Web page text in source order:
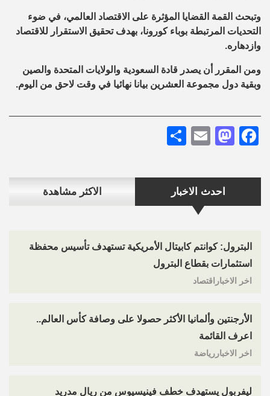
احدث الاخبار الاكثر مشاهدة
البترول: كوانتم كابيتال الأمريكية تستهدف تأسيس محفظة
استثمارات بقطاع البترول
اخر الاخباراقتصاد
الأرجنتين وألمانيا الأكثر حصولا على وصافة كأس العالم..
اعرف القائمة
اخر الاخباررياضة
ليفربول يستهدف خطف فينيسيوس من ريال مدريد
وتبحث القمة القضايا المؤثرة على الاقتصاد العالمي، في ضوء
التحديات المرتبطة بوباء كورونا، بهدف تحقيق الاستقرار للاقتصاد
وازدهاره.
ومن المقرر أن يصدر قادة السعودية والولايات المتحدة والصين
وبقية دول مجموعة العشرين بيانا نهائيا في وقت لاحق من اليوم.
Facebook
Mastodon
Email